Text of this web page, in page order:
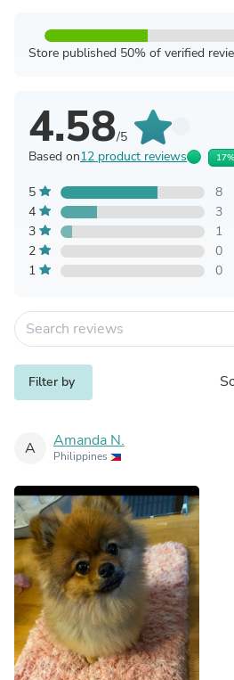
Store published 50% of verified
4.58/5
Based on12 product reviews
5
8
4
3
3
1
2
0
1
0
Filter by
A Amanda N.
Philippines